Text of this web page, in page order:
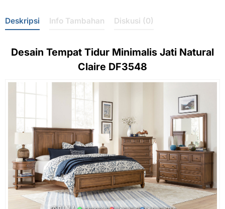
Deskripsi Info Tambahan Diskusi (0)
Desain Tempat Tidur Minimalis Jati Natural
Claire DF3548